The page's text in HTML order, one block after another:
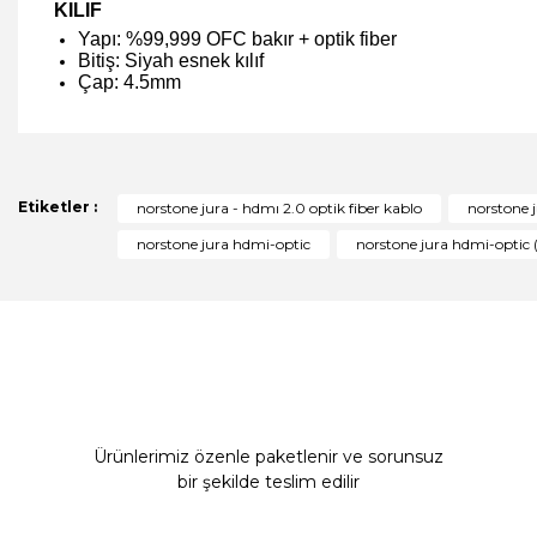
KILIF
Yapı: %99,999 OFC bakır + optik fiber
Bitiş: Siyah esnek kılıf
Çap: 4.5mm
Ürün bilgilerinde hatalar bulunuyor.
Etiketler : norstone jura - hdmı 2.0 optik fiber kablo norstone
norstone jura hdmi-optic
norstone jura hdmi-optic
Ürünlerimiz özenle paketlenir ve sorunsuz
bir şekilde teslim edilir